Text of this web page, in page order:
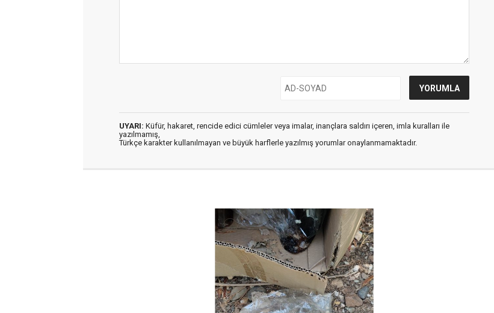
UYARI: Küfür, hakaret, rencide edici cümleler veya imalar, inançlara saldırı içeren, imla kuralları ile
yazılmamış,
Türkçe karakter kullanılmayan ve büyük harflerle yazılmış yorumlar onaylanmamaktadır.